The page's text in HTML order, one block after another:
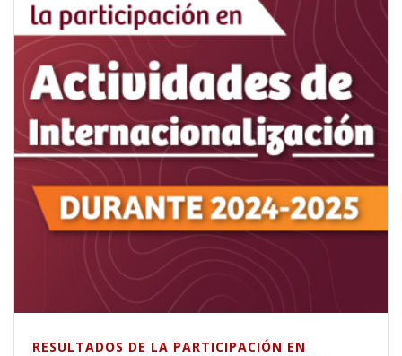
RESULTADOS DE LA PARTICIPACIÓN EN